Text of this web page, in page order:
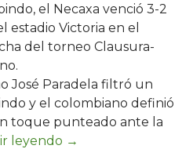
el Necaxa venció 3-2
estadio Victoria en el
del torneo Clausura-
José Paradela filtró un
y el colombiano definió
toque punteado ante la